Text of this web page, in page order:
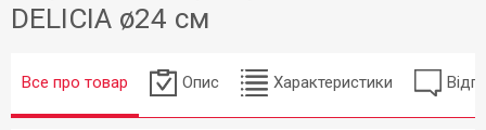
DELICIA ø24 см
Все про товар Опис Характеристики